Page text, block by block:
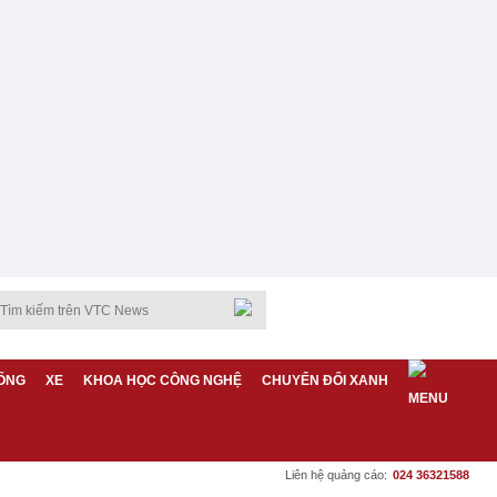
XE KHOA HỌC CÔNG NGHỆ CHUYỂN ĐỔI XANH
Liên hệ quảng cáo: 024 36321588